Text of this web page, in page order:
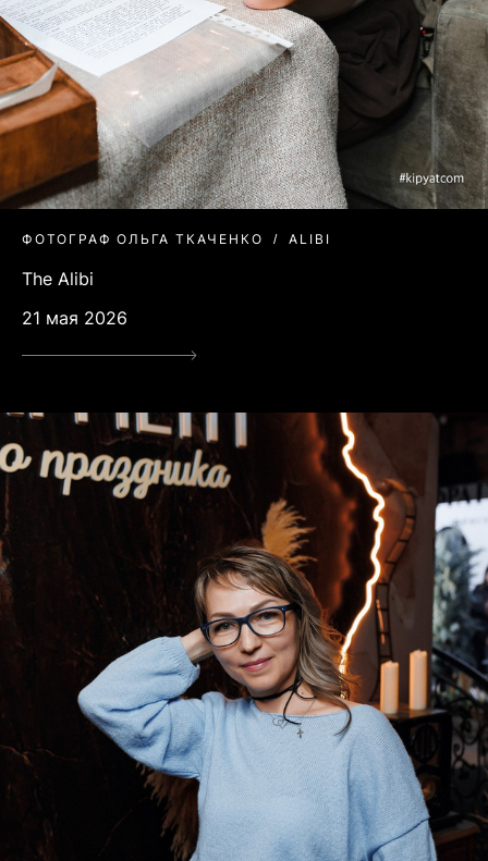
ФОТОГРАФ ОЛЬГА ТКАЧЕНКО ALIBI
The Alibi
21 мая 2026